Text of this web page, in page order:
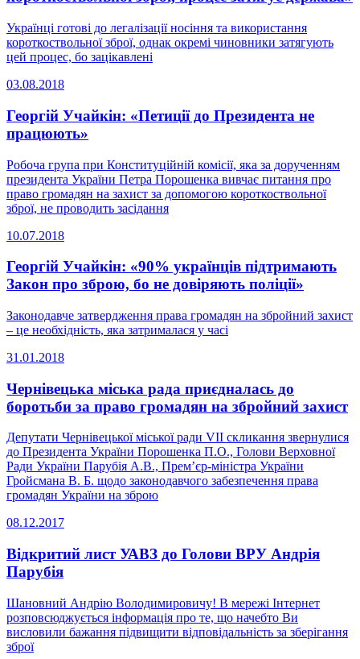
Українці готові до легалізації носіння та використання
короткоствольної зброї, однак окремі чиновники затягують
цей процес, бо зацікавлені
03.08.2018
Георгій Учайкін: «Петиції до Президента не
працюють»
Робоча група при Конституційній комісії, яка за дорученням
президента України Петра Порошенка вивчає питання про
право громадян на захист за допомогою короткоствольної
зброї, не проводить засідання
10.07.2018
Георгій Учайкін: «90% українців підтримають
Закон про зброю, бо не довіряють поліції»
Законодавче затвердження права громадян на збройний захист
– це необхідність, яка затрималася у часі
31.01.2018
Чернівецька міська рада приєдналась до
боротьби за право громадян на збройний захист
Депутати Чернівецької міської ради VII скликання звернулися
до Президента України Порошенка П.О., Голови Верховної
Ради України Парубія А.В., Прем’єр-міністра України
Гройсмана В. Б. щодо законодавчого забезпечення права
громадян України на зброю
08.12.2017
Відкритий лист УАВЗ до Голови ВРУ Андрія
Парубія
Шановний Андрію Володимировичу! В мережі Інтернет
розповсюджується інформація про те, що начебто Ви
висловили бажання підвищити відповідальність за зберігання
зброї